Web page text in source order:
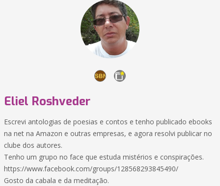
Eliel Roshveder
Escrevi antologias de poesias e contos e tenho publicado ebooks
na net na Amazon e outras empresas, e agora resolvi publicar no
clube dos autores.
Tenho um grupo no face que estuda mistérios e conspirações.
https://www.facebook.com/groups/128568293845490/
Gosto da cabala e da meditação.